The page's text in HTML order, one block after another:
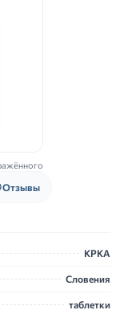
Отзывы
КРКА
Словения
таблетки